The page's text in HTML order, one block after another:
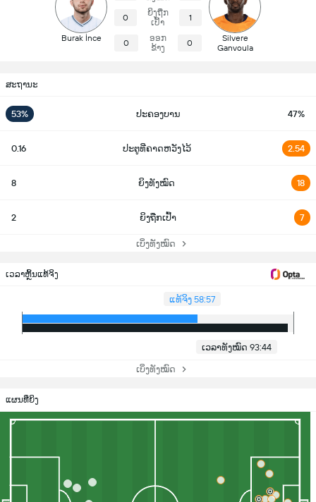
Burak İnce
0
ຍິງຖືກ
ເປົ້າ
1
0
ອອກ
ຂ້າງ
0
Silvere
Ganvoula
ສະຖານະ
53% ປະຄອງບານ 47%
0.16 ປະຕູທີ່ຄາດຫວັງໄວ້ 2.54
8 ຍິງທັງໝົດ 18
2 ຍິງຖືກເປົ້າ 7
ເບິ່ງທັງໝົດ
ເວລາຫຼິ້ນແທ້ຈິງ
ແທ້ຈິງ 58:57
ເວລາທັງໝົດ 93:44
ເບິ່ງທັງໝົດ
ແຜນທີ່ຍິງ